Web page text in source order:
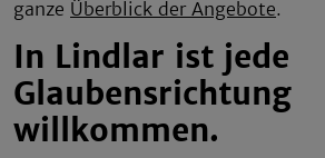
ganze Überblick der Angebote.
In Lindlar ist jede
Glaubensrichtung
willkommen.